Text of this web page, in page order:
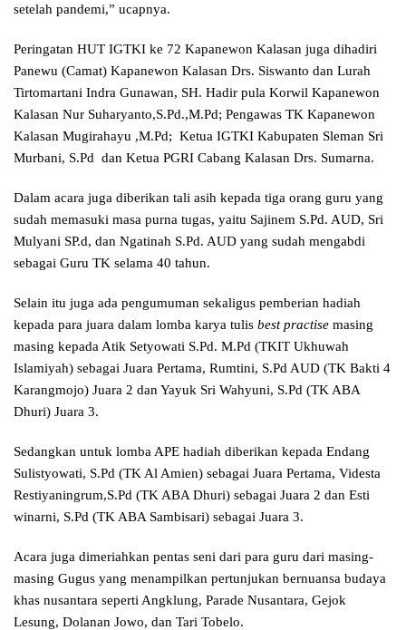
setelah pandemi,” ucapnya.
Peringatan HUT IGTKI ke 72 Kapanewon Kalasan juga dihadiri
Panewu (Camat) Kapanewon Kalasan Drs. Siswanto dan Lurah
Tirtomartani Indra Gunawan, SH. Hadir pula Korwil Kapanewon
Kalasan Nur Suharyanto,S.Pd.,M.Pd; Pengawas TK Kapanewon
Kalasan Mugirahayu ,M.Pd; Ketua IGTKI Kabupaten Sleman Sri
Murbani, S.Pd dan Ketua PGRI Cabang Kalasan Drs. Sumarna.
Dalam acara juga diberikan tali asih kepada tiga orang guru yang
sudah memasuki masa purna tugas, yaitu Sajinem S.Pd. AUD, Sri
Mulyani SP.d, dan Ngatinah S.Pd. AUD yang sudah mengabdi
sebagai Guru TK selama 40 tahun.
Selain itu juga ada pengumuman sekaligus pemberian hadiah
kepada para juara dalam lomba karya tulis best practise masing
masing kepada Atik Setyowati S.Pd. M.Pd (TKIT Ukhuwah
Islamiyah) sebagai Juara Pertama, Rumtini, S.Pd AUD (TK Bakti 4
Karangmojo) Juara 2 dan Yayuk Sri Wahyuni, S.Pd (TK ABA
Dhuri) Juara 3.
Sedangkan untuk lomba APE hadiah diberikan kepada Endang
Sulistyowati, S.Pd (TK Al Amien) sebagai Juara Pertama, Videsta
Restiyaningrum,S.Pd (TK ABA Dhuri) sebagai Juara 2 dan Esti
winarni, S.Pd (TK ABA Sambisari) sebagai Juara 3.
Acara juga dimeriahkan pentas seni dari para guru dari masing-
masing Gugus yang menampilkan pertunjukan bernuansa budaya
khas nusantara seperti Angklung, Parade Nusantara, Gejok
Lesung, Dolanan Jowo, dan Tari Tobelo.